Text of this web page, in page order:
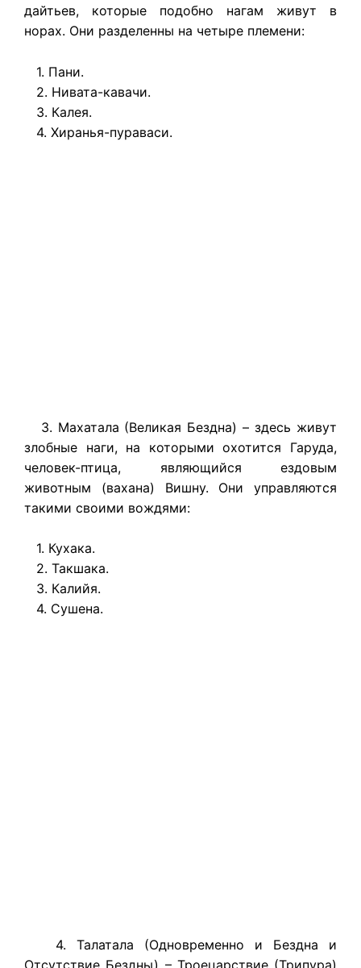
дайтьев, которые подобно нагам живут в
норах. Они разделенны на четыре племени:
1. Пани.
2. Нивата-кавачи.
3. Калея.
4. Хиранья-пураваси.
3. Махатала (Великая Бездна) – здесь живут
злобные наги, на которыми охотится Гаруда,
человек-птица, являющийся ездовым
животным (вахана) Вишну. Они управляются
такими своими вождями:
1. Кухака.
2. Такшака.
3. Калийя.
4. Сушена.
4. Талатала (Одновременно и Бездна и